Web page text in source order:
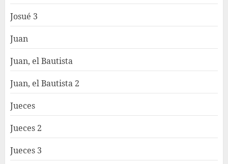
Josué 3
Juan
Juan, el Bautista
Juan, el Bautista 2
Jueces
Jueces 2
Jueces 3